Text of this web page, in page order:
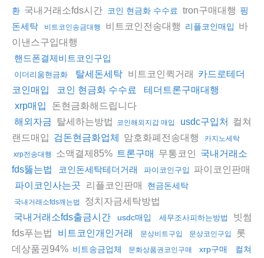
환 국내거래소fds시간 코인 현금화 수수료 tron구매대행 핑
돈세탁
비트코인송금대행 비트코인전송대행 리플코인매입
바
이낸스구입대행
핸드폰결제비트코인구입
이더리움현금화 탈세돈세탁 비트코인퀵거래 카드로테더
코인매입
코인 현금화 수수료
테더트론구매대행
xrp매입
돈현금화해드립니다
해외자금 탈세하는방법 코인해외지갑 매입 usdc구입처
컬쳐
랜드매입 검돈현금화업체 암호화폐전송대행
카지노세탁
xrp전송대행
소액결제85% 트론구매 무통코인 국내거래소
fds뚫는법
코인돈세탁테더거래 파이코인구입 파이코인판매
파이코인사는곳 리플코인판매 현금돈세탁
국내거래소fds깨는법 정치자금세탁방법
국내거래소fds출금시간 usdc매입 세무조사피하는방법
빗썸
fds푸는법
비트코인개인거래 문상비트구입 문상코인구입
롯
데상품권94% 비트송금업체 문화상품권코인구매 xrp구매
컬쳐